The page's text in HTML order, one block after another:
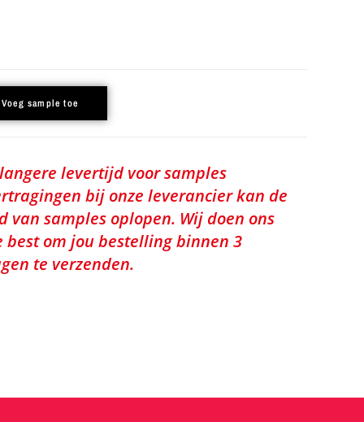
Voeg sample toe
levertijd voor samples
bij onze leverancier kan de
van samples oplopen. Wij doen ons
best om jou bestelling binnen 3
te verzenden.